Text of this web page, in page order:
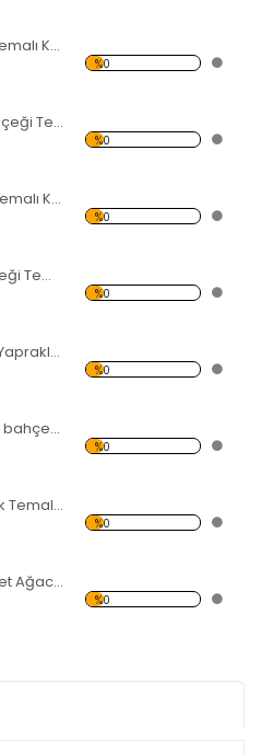
Gül ve Yaprak Temalı Kanvas Tablo
%0
Fulu Plumeria Çiçeği Temalı Kanvas Tablo
%0
Yanan Yaprak Temalı Kanvas Tablo
%0
Açmış Kiraz Çiçeği Temalı Kanvas Tablo
%0
Kurumuş Çınar Yaprakları Temalı Kanvas Tablo
%0
Sarı-Kırmızı lale bahçesi Kanvas Tablo
%0
Pembe Zambak Temalı Kanvas Tablo
%0
Beyaz Hint Mabet Ağacı Kanvas Tablo
%0